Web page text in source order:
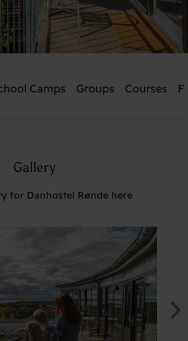
18 11
Camps Groups Courses
Gallery
for Danhostel Rønde here